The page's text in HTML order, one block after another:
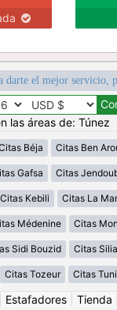
darte el mejor servicio,
las áreas de: Túnez
Béja Citas Ben
Gafsa Citas
Citas Kebili Citas La
Médenine Citas
Sidi Bouzid Citas
Citas Tozeur Citas
Estafadores Tienda